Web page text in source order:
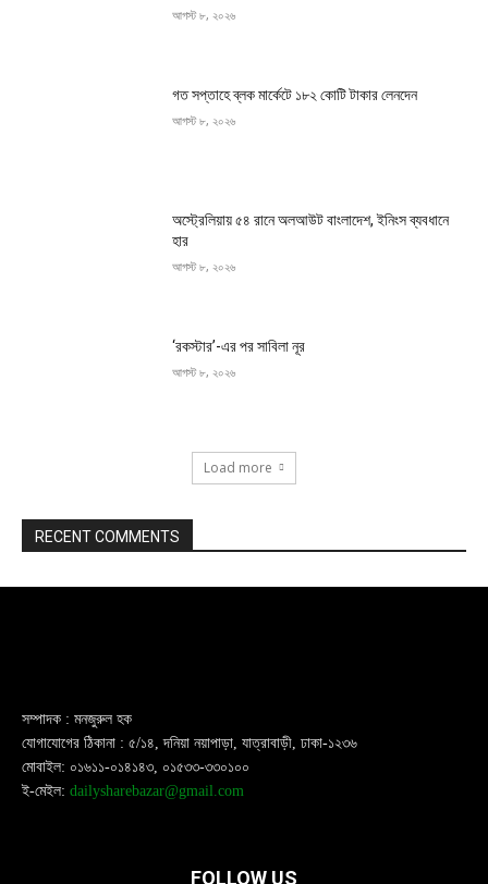
আগস্ট ৮, ২০২৬
গত সপ্তাহে ব্লক মার্কেটে ১৮২ কোটি টাকার লেনদেন
আগস্ট ৮, ২০২৬
অস্ট্রেলিয়ায় ৫৪ রানে অলআউট বাংলাদেশ, ইনিংস ব্যবধানে
হার
আগস্ট ৮, ২০২৬
‘রকস্টার’-এর পর সাবিলা নূর
আগস্ট ৮, ২০২৬
Load more
RECENT COMMENTS
সম্পাদক : মনজুরুল হক
যোগাযোগের ঠিকানা : ৫/১৪, দনিয়া নয়াপাড়া, যাত্রাবাড়ী, ঢাকা-১২৩৬
মোবাইল: ০১৬১১-০১৪১৪৩, ০১৫৩৩-৩৩০১০০
ই-মেইল: dailysharebazar@gmail.com
FOLLOW US